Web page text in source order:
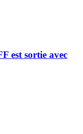
est sortie avec